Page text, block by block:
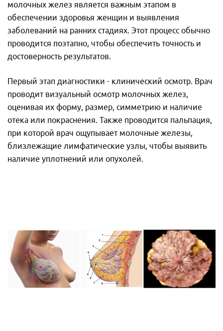
молочных желез является важным этапом в
обеспечении здоровья женщин и выявления
заболеваний на ранних стадиях. Этот процесс обычно
проводится поэтапно, чтобы обеспечить точность и
достоверность результатов.
Первый этап диагностики - клинический осмотр. Врач
проводит визуальный осмотр молочных желез,
оценивая их форму, размер, симметрию и наличие
отека или покраснения. Также проводится пальпация,
при которой врач ощупывает молочные железы,
близлежащие лимфатические узлы, чтобы выявить
наличие уплотнений или опухолей.
Я ознакомлен и согласен с
«Условиями сбора и обработки
персональных данных».
Я ознакомлен и согласен с
«Условиями сбора и обработки
персональных данных».
Телефон*
Я ознакомлен и согласен с«Условиями
сбора и обработки персональных